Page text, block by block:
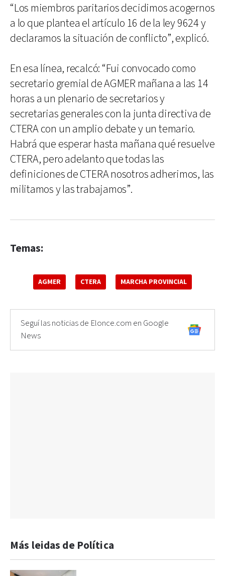
“Los miembros paritarios decidimos acogernos
a lo que plantea el artículo 16 de la ley 9624 y
declaramos la situación de conflicto”, explicó.
En esa línea, recalcó: “Fui convocado como
secretario gremial de AGMER mañana a las 14
horas a un plenario de secretarios y
secretarias generales con la junta directiva de
CTERA con un amplio debate y un temario.
Habrá que esperar hasta mañana qué resuelve
CTERA, pero adelanto que todas las
definiciones de CTERA nosotros adherimos, las
militamos y las trabajamos”.
Temas:
AGMER CTERA MARCHA PROVINCIAL
Seguí las noticias de Elonce.com en Google
News
Más leidas de Política